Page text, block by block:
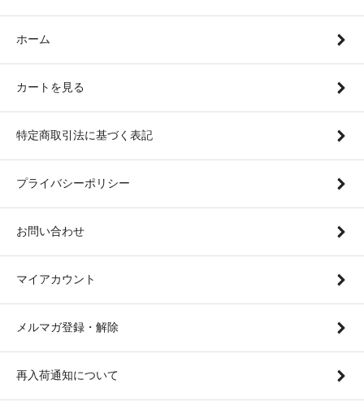
ホーム
カートを見る
特定商取引法に基づく表記
プライバシーポリシー
お問い合わせ
マイアカウント
メルマガ登録・解除
再入荷通知について